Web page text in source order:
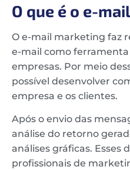
O que é o e-
O e-mail marketing faz
e-mail como ferramenta
empresas. Por meio
possível desenvolver
empresa e os clientes.
Após o envio das
análise do retorno
análises gráficas. Esses
profissionais de